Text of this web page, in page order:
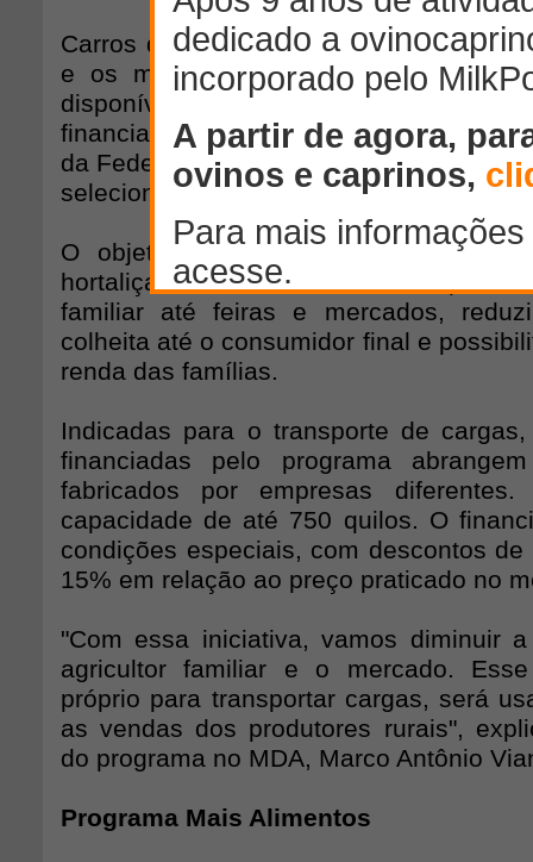
Carros da categoria caminhonetes
e os modelos de veículo incluídos
disponíveis na internet. Para
financiado, o agricultor familiar deve
da Federação, informar se é ou não
selecionar a categoria "Veículos de
O objetivo da ação é facilitar o
hortaliças, verduras e outros
familiar até feiras e mercados,
colheita até o consumidor final e
renda das famílias.
Indicadas para o transporte de
financiadas pelo programa
fabricados por empresas
capacidade de até 750 quilos. O
condições especiais, com descontos de
15% em relação ao preço praticado no
"Com essa iniciativa, vamos diminuir
agricultor familiar e o mercado.
próprio para transportar cargas, será
as vendas dos produtores rurais",
do programa no MDA, Marco Antônio
Programa Mais Alimentos